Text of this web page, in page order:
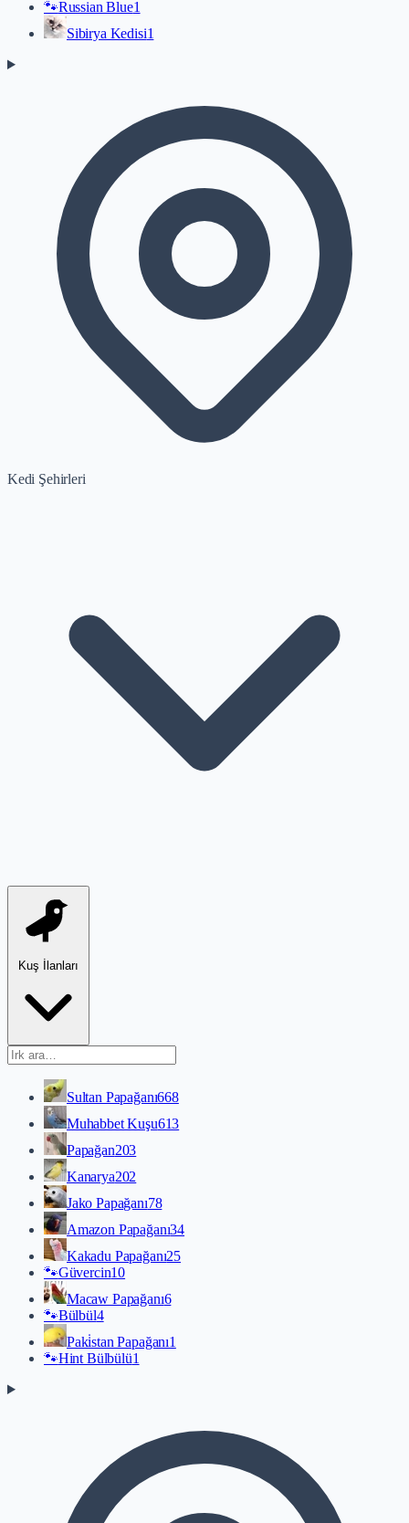
🐾Russian Blue1
Sibirya Kedisi1
Kedi Şehirleri
Kuş İlanları
Sultan Papağanı668
Muhabbet Kuşu613
Papağan203
Kanarya202
Jako Papağanı78
Amazon Papağanı34
Kakadu Papağanı25
🐾Güvercin10
Macaw Papağanı6
🐾Bülbül4
Paki̇stan Papağanı1
🐾Hint Bülbülü1